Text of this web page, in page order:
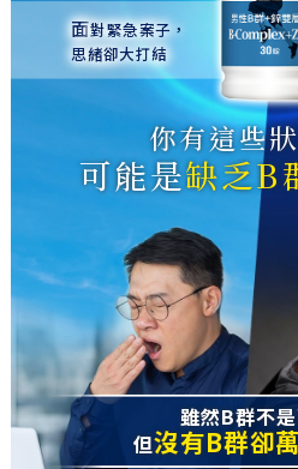
面對緊急案子，
思緒卻大打結
雖然B群不
但沒有B群卻
你有這些
可能是缺乏B